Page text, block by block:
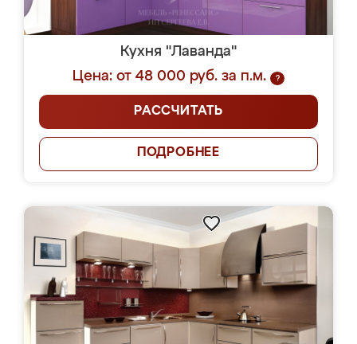
Кухня "Лаванда"
Цена: от 48 000 руб. за п.м.
?
РАССЧИТАТЬ
ПОДРОБНЕЕ